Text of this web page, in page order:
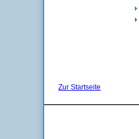
Zur Startseite